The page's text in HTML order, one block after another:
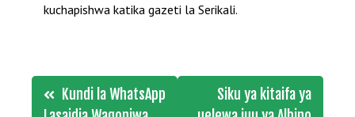
kuchapishwa katika gazeti la Serikali.
PostKundi la WhatsApp
Siku ya kitaifa ya